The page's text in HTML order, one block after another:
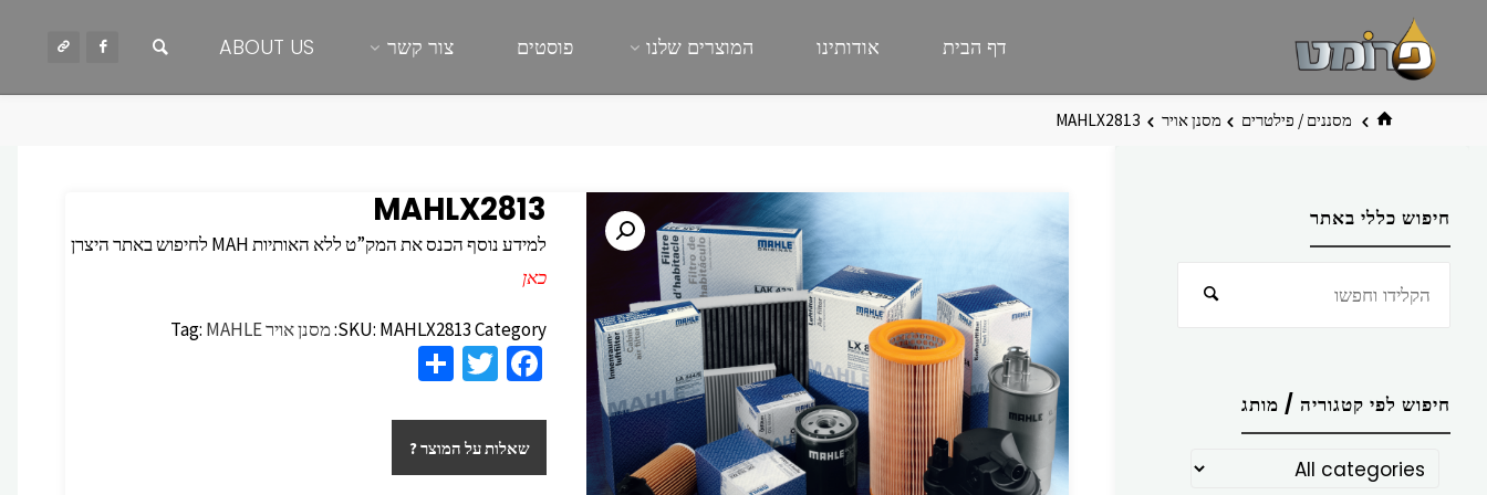
דף הבית אודותינו המוצרים שלנו פוסטים צור קשר ABOUT US
בית מסננים / פילטרים מסנן אויר MAHLX2813
MAHLX2813
למידע נוסף הכנס את המק”ט ללא האותיות MAH לחיפוש באתר היצרן
כאן
SKU: MAHLX2813Category: מסנן אויר Tag: MAHLE
Fa
b
o
T
tt
er
ar
eשאלות על המוצר ?
חיפוש כללי באתר
חיפוש
חיפוש לפי קטגוריה / מותג